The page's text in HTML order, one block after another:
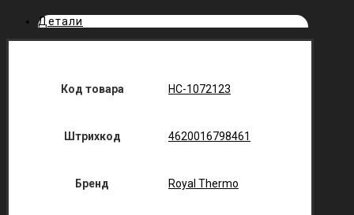
Детали
Код товара НС-1072123
Штрихкод 4620016798461
Бренд Royal Thermo